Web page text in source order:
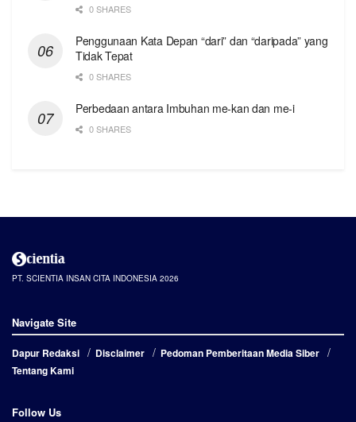
0 SHARES
Penggunaan Kata Depan “dari” dan “daripada” yang
Tidak Tepat
0 SHARES
Perbedaan antara Imbuhan me-kan dan me-i
0 SHARES
PT. SCIENTIA INSAN CITA INDONESIA 2026
Navigate Site
Dapur Redaksi Disclaimer
Pedoman Pemberitaan Media Siber
Tentang Kami
Follow Us